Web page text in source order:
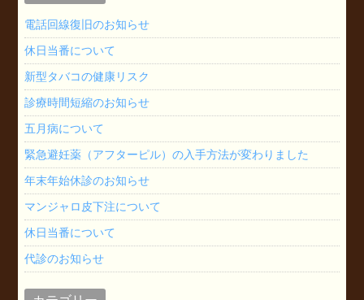
電話回線復旧のお知らせ
休日当番について
新型タバコの健康リスク
診療時間短縮のお知らせ
五月病について
緊急避妊薬（アフターピル）の入手方法が変わりました
年末年始休診のお知らせ
マンジャロ皮下注について
休日当番について
代診のお知らせ